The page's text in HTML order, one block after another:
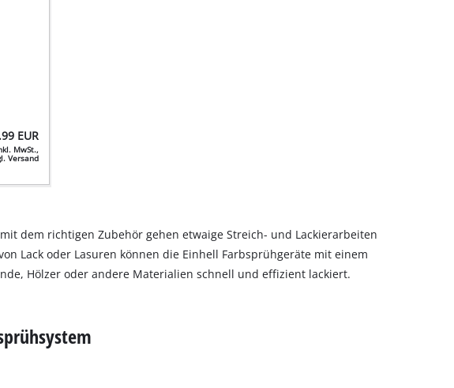
EUR
MwSt.,
Versand
dem richtigen Zubehör gehen etwaige Streich- und Lackierarbeiten
Lack oder Lasuren können die Einhell Farbsprühgeräte mit einem
Hölzer oder andere Materialien schnell und effizient lackiert.